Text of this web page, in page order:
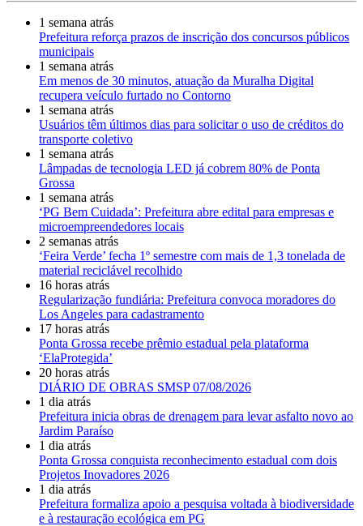
1 semana atrás
Prefeitura reforça prazos de inscrição dos concursos públicos
municipais
1 semana atrás
Em menos de 30 minutos, atuação da Muralha Digital
recupera veículo furtado no Contorno
1 semana atrás
Usuários têm últimos dias para solicitar o uso de créditos do
transporte coletivo
1 semana atrás
Lâmpadas de tecnologia LED já cobrem 80% de Ponta
Grossa
1 semana atrás
‘PG Bem Cuidada’: Prefeitura abre edital para empresas e
microempreendedores locais
2 semanas atrás
‘Feira Verde’ fecha 1º semestre com mais de 1,3 tonelada de
material reciclável recolhido
16 horas atrás
Regularização fundiária: Prefeitura convoca moradores do
Los Angeles para cadastramento
17 horas atrás
Ponta Grossa recebe prêmio estadual pela plataforma
‘ElaProtegida’
20 horas atrás
DIÁRIO DE OBRAS SMSP 07/08/2026
1 dia atrás
Prefeitura inicia obras de drenagem para levar asfalto novo ao
Jardim Paraíso
1 dia atrás
Ponta Grossa conquista reconhecimento estadual com dois
Projetos Inovadores 2026
1 dia atrás
Prefeitura formaliza apoio a pesquisa voltada à biodiversidade
e à restauração ecológica em PG